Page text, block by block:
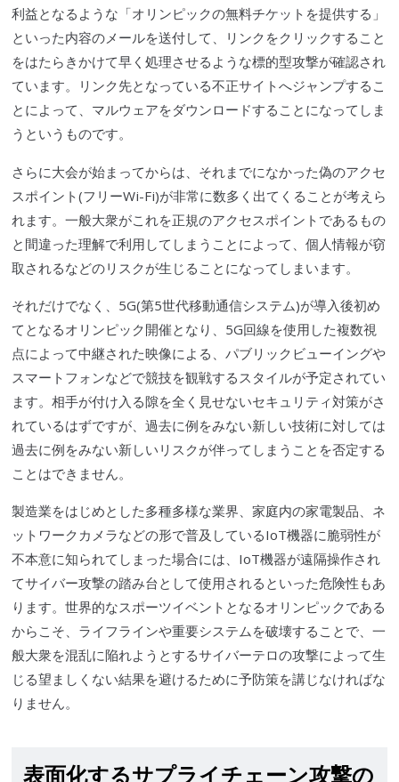
利益となるような「オリンピックの無料チケットを提供する」
といった内容のメールを送付して、リンクをクリックすること
をはたらきかけて早く処理させるような標的型攻撃が確認され
ています。リンク先となっている不正サイトへジャンプするこ
とによって、 マルウェアをダウンロードすることになってしま
うというものです。
さらに大会が始まってからは、それまでになかった偽のアクセ
スポイント(フリーWi-Fi)が非常に数多く出てくることが考えら
れます。一般大衆がこれを正規のアクセスポイントであるもの
と間違った理解で利用してしまうことによって、個人情報が窃
取されるなどのリスクが生じることになってしまいます。
それだけでなく、5G(第5世代移動通信システム)が導入後初め
てとなるオリンピック開催となり、5G回線を使用した複数視
点によって中継された映像による、パブリックビューイングや
スマートフォンなどで競技を観戦するスタイルが予定されてい
ます。相手が付け入る隙を全く見せないセキュリティ対策がさ
れているはずですが、過去に例をみない新しい技術に対しては
過去に例をみない新しいリスクが伴ってしまうことを否定する
ことはできません。
製造業をはじめとした多種多様な業界、家庭内の家電製品、ネ
ットワークカメラなどの形で普及しているIoT機器に脆弱性が
不本意に知られてしまった場合には、IoT機器が遠隔操作され
てサイバー攻撃の踏み台として使用されるといった危険性もあ
ります。世界的なスポーツイベントとなるオリンピックである
からこそ、 ライフラインや重要システムを破壊することで、一
般大衆を混乱に陥れようとするサイバーテロの攻撃によって生
じる望ましくない結果を避けるために予防策を講じなければな
りません。
表面化するサプライチェーン攻撃の